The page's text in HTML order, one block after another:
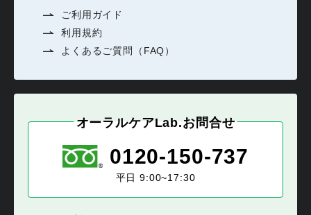
ご利用ガイド
利用規約
よくあるご質問（FAQ）
オーラルケアLab.お問合せ
0120-150-737
平日 9:00~17:30